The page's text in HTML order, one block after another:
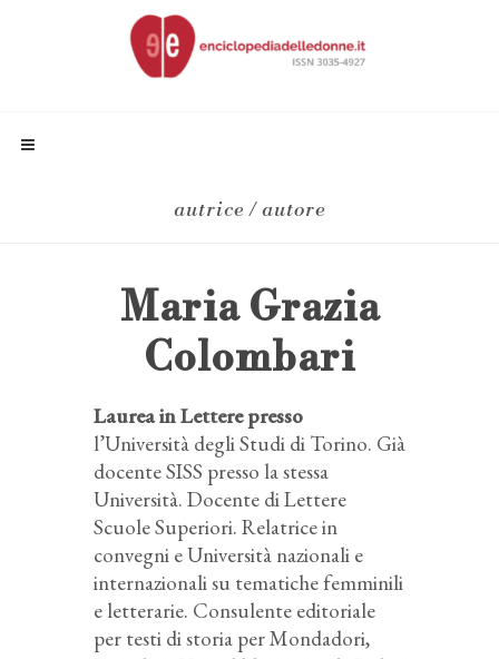
autrice / autore
Maria Grazia
Colombari
Laurea in Lettere presso
l’Università degli Studi di Torino. Già
docente SISS presso la stessa
Università. Docente di Lettere
Scuole Superiori. Relatrice in
convegni e Università nazionali e
internazionali su tematiche femminili
e letterarie. Consulente editoriale
per testi di storia per Mondadori,